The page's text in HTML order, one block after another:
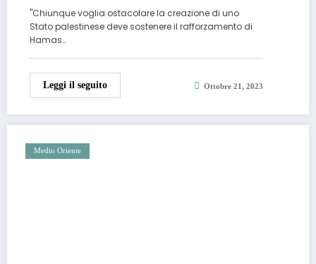
"Chiunque voglia ostacolare la creazione di uno
Stato palestinese deve sostenere il rafforzamento di
Hamas…
Leggi il seguito Ottobre 21, 2023
Medio Oriente